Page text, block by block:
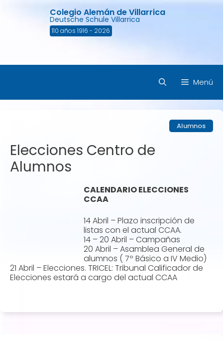
Colegio Alemán de Villarrica
Deutsche Schule Villarrica
110 años 1916 - 2026
Menú
Alumnos
Elecciones Centro de
Alumnos
CALENDARIO ELECCIONES
CCAA
14 Abril – Plazo inscripción de
listas con el actual CCAA.
14 – 20 Abril – Campañas
20 Abril – Asamblea General de
alumnos ( 7º Básico a IV Medio)
21 Abril – Elecciones. TRICEL: Tribunal Calificador de
Elecciones estará a cargo del actual CCAA